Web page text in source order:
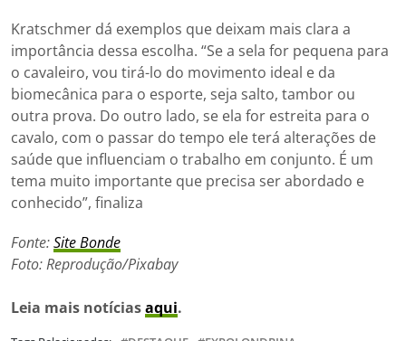
Kratschmer dá exemplos que deixam mais clara a
importância dessa escolha. “Se a sela for pequena para
o cavaleiro, vou tirá-lo do movimento ideal e da
biomecânica para o esporte, seja salto, tambor ou
outra prova. Do outro lado, se ela for estreita para o
cavalo, com o passar do tempo ele terá alterações de
saúde que influenciam o trabalho em conjunto. É um
tema muito importante que precisa ser abordado e
conhecido”, finaliza
Fonte:Site Bonde
Foto: Reprodução/Pixabay
Leia mais notíciasaqui.